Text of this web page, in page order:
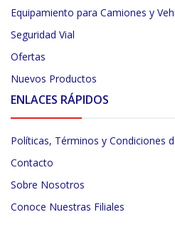
Equipamiento para Camiones y
Seguridad Vial
Ofertas
Nuevos Productos
ENLACES RÁPIDOS
Políticas, Términos y Condiciones
Contacto
Sobre Nosotros
Conoce Nuestras Filiales